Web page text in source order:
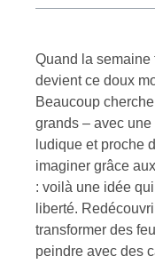
Quand la
devient ce doux
Beaucoup
grands – avec
ludique et proche
imaginer grâce
: voilà une idée
liberté.
transformer des
peindre avec des